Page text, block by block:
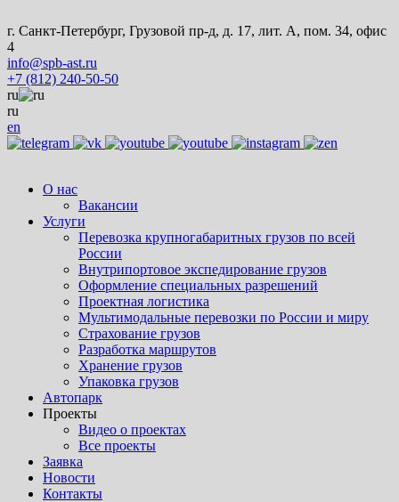
г. Санкт-Петербург, Грузовой пр-д, д. 17, лит. А, пом. 34, офис
4
info@spb-ast.ru
+7 (812) 240-50-50
ru
ru
en
О нас
Вакансии
Услуги
Перевозка крупногабаритных грузов по всей
России
Внутрипортовое экспедирование грузов
Оформление специальных разрешений
Проектная логистика
Мультимодальные перевозки по России и миру
Страхование грузов
Разработка маршрутов
Хранение грузов
Упаковка грузов
Автопарк
Проекты
Видео о проектах
Все проекты
Заявка
Новости
Контакты